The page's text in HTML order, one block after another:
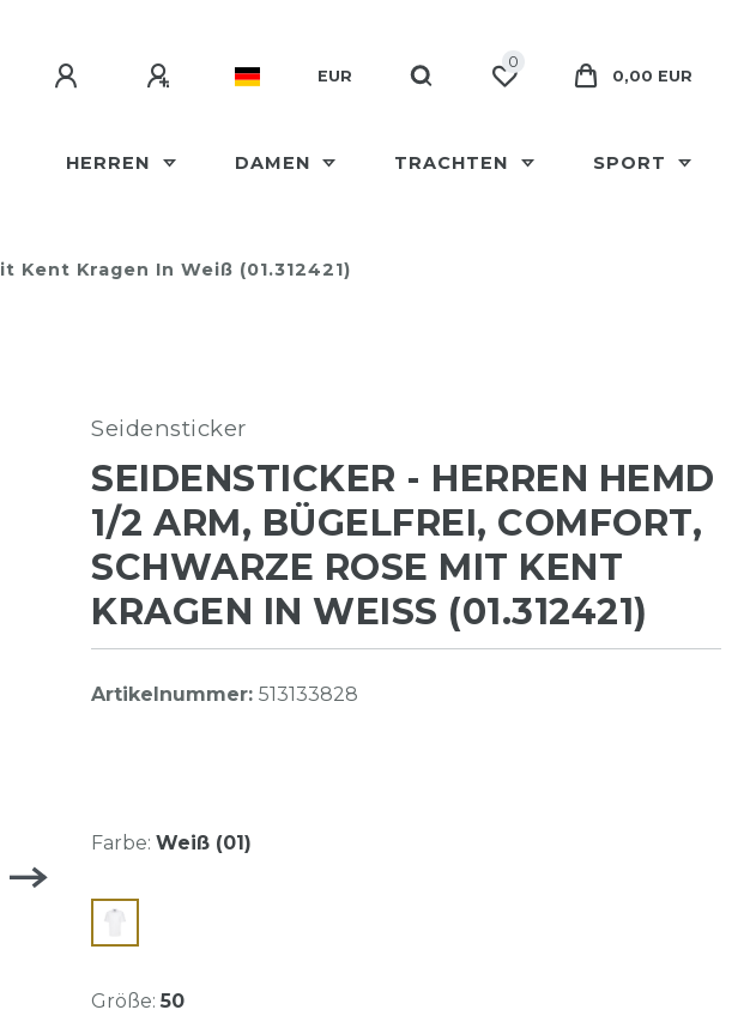
EUR
0
0,00 EUR
HERREN DAMEN TRACHTEN SPORT
Kragen In Weiß (01.312421)
Seidensticker
SEIDENSTICKER - HERREN HEMD
1/2 ARM, BÜGELFREI, COMFORT,
SCHWARZE ROSE MIT KENT
KRAGEN IN WEISS (01.312421)
Artikelnummer: 513133828
Farbe: Weiß (01)
Größe: 50